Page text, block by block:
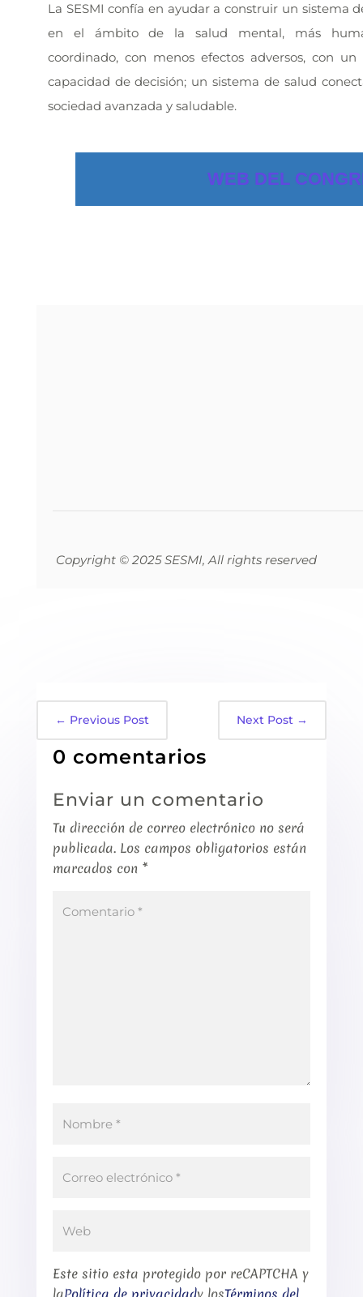
La SESMI confía en ayudar a construir un sistema
en el ámbito de la salud mental, más
coordinado, con menos efectos adversos, con
capacidad de decisión; un sistema de salud
sociedad avanzada y saludable.
WEB DEL
Copyright © 2025 SESMI, All rights reserved
← Previous Post Next Post →
0 comentarios
Enviar un comentario
Tu dirección de correo electrónico no será
publicada. Los campos obligatorios están
marcados con *
Este sitio esta protegido por reCAPTCHA y